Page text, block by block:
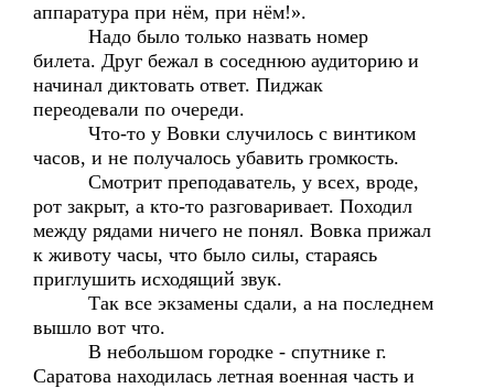
аппаратура при нём, при нём!».
Надо было только назвать номер
билета. Друг бежал в соседнюю аудиторию и
начинал диктовать ответ. Пиджак
переодевали по очереди.
Что-то у Вовки случилось с винтиком
часов, и не получалось убавить громкость.
Смотрит преподаватель, у всех, вроде,
рот закрыт, а кто-то разговаривает. Походил
между рядами ничего не понял. Вовка прижал
к животу часы, что было силы, стараясь
приглушить исходящий звук.
Так все экзамены сдали, а на последнем
вышло вот что.
В небольшом городке - спутнике г.
Саратова находилась летная военная часть и